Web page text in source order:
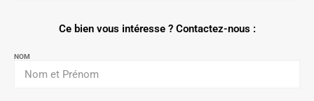
Ce bien vous intéresse ? Contactez-nous :
NOM